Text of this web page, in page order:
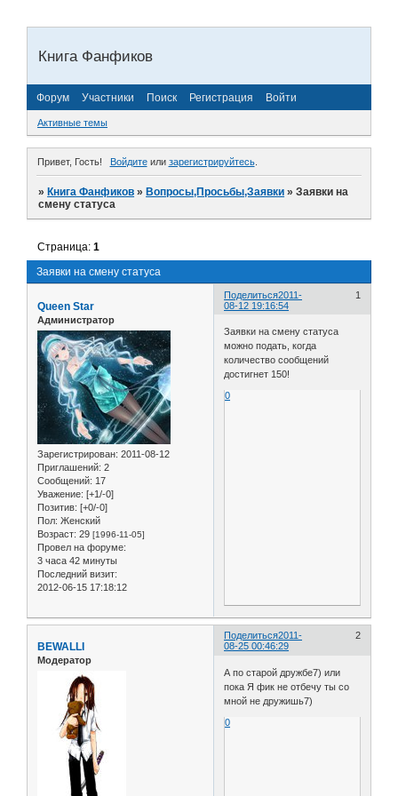
Книга Фанфиков
Форум Участники Поиск Регистрация Войти
Активные темы
Привет, Гость! Войдитеили зарегистрируйтесь.
»Книга Фанфиков »Вопросы,Просьбы,Заявки »Заявки на
смену статуса
Заявки на смену статуса
Страница:1
Поделиться 1
2011-
08-12 19:16:54
Queen Star
Администратор
Зарегистрирован: 2011-08-12
Приглашений: 2
Сообщений: 17
Уважение: [+1/-0]
Позитив: [+0/-0]
Пол: Женский
Возраст: 29 [1996-11-05]
Провел на форуме:
3 часа 42 минуты
Последний визит:
2012-06-15 17:18:12
Заявки на смену статуса
можно подать, когда
количество сообщений
достигнет 150!
0
Поделиться 2
2011-
08-25 00:46:29
BEWALLI
Модератор
А по старой дружбе7) или
пока Я фик не отбечу ты со
мной не дружишь7)
0